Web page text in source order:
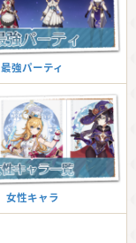
最強パーティ
女性キャラ